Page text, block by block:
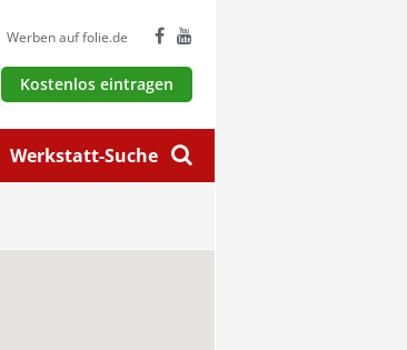
Werkstatt-Suche
Werben auf folie.de
Kostenlos eintragen